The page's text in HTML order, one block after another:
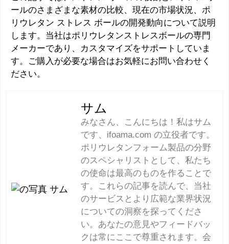
ールのさまざまな素材の比較、現在の市場状況、ポ
リウレタン ストレス ボールの開発動向について説明
します。当社はポリウレタンストレスボールの専門
メーカーであり、カスタマイズをサポートしていま
す。ご購入が必要な場合はお気軽にお問い合わせく
ださい。
サム
みなさん、こんにちは！私はサム
です、ifoama.com の立役者です。
ポリウレタンフォーム製品の分野
のスペシャリストとして、私たち
の使命は最高のものを作ることで
す。これらの記事を読んで、当社
のサービスとより広範な業界状況
についての洞察を探ってくださ
い。あなたの意見やフィードバッ
クは常にここで尊重されます。会